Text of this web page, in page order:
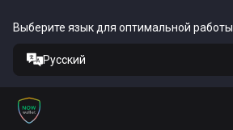
Выберите язык для оптимальной работы
Русский